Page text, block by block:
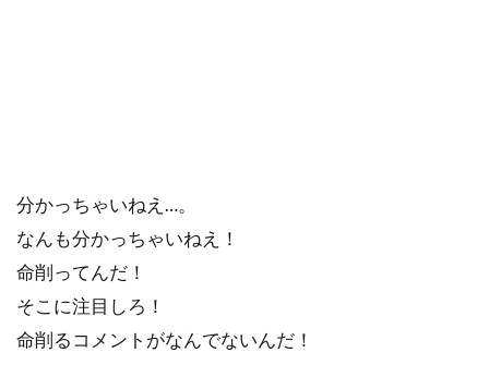
分かっちゃいねえ…。
なんも分かっちゃいねえ！
命削ってんだ！
そこに注目しろ！
命削るコメントがなんでないんだ！